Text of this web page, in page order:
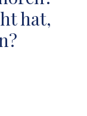
hat,